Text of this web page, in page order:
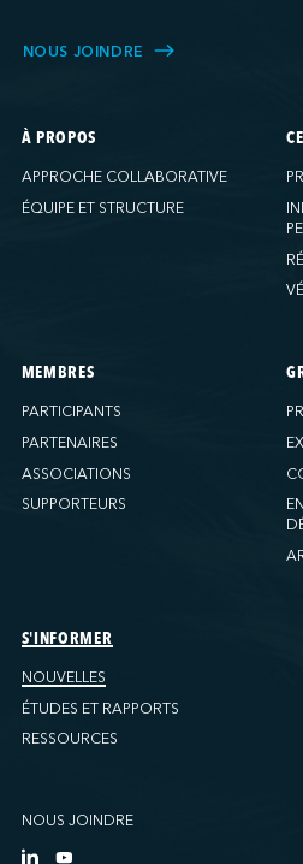
NOUS JOINDRE
À PROPOS
APPROCHE COLLABORATIVE
ÉQUIPE ET STRUCTURE
MEMBRES
PARTICIPANTS
PARTENAIRES
ASSOCIATIONS
SUPPORTEURS
S'INFORMER
NOUVELLES
ÉTUDES ET RAPPORTS
RESSOURCES
NOUS JOINDRE